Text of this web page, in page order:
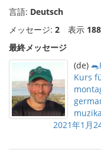
言語: Deutsch
メッセージ: 2 表示
最終メッセージ
(de)
Kurs
2021年1月